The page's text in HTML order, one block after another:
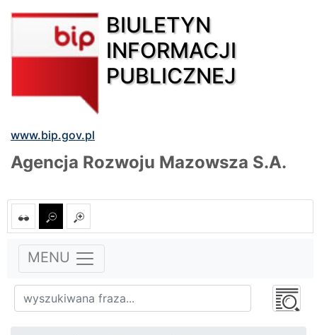
BIULETYN
INFORMACJI
PUBLICZNEJ
www.bip.gov.pl
Agencja Rozwoju Mazowsza S.A.
MENU